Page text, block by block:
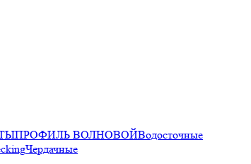
ПРОФИЛЬ ВОЛНОВОЙВодосточные
Чердачные